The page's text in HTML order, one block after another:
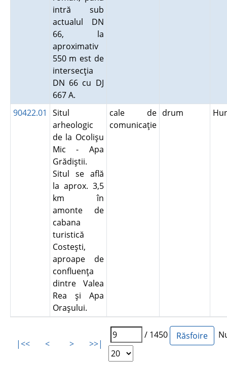
intră sub
actualul DN
66, la
aproximativ
550 m est de
intersecţia
DN 66 cu DJ
667 A.
90422.01
Situl
arheologic
de la Ocolişu
Mic - Apa
Grădiştii.
Situl se află
la aprox. 3,5
km în
amonte de
cabana
turistică
Costeşti,
aproape de
confluenţa
dintre Valea
Rea şi Apa
Oraşului.
cale de
comunicaţie
drum
|<< < > >>|
/ 1450